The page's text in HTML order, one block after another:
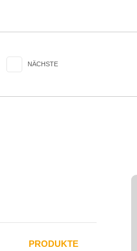
NÄCHSTE
PRODUKTE